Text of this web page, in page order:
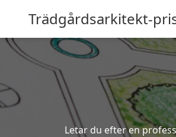
Trädgårdsarkitekt-
Letar du efter en